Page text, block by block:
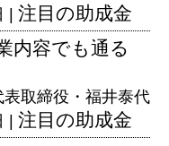
| 注目の助成金
内容でも通る
取締役・福井泰代
| 注目の助成金